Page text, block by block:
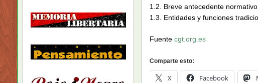
1.2. Breve antecedente
1.3. Entidades y funciones
Fuente cgt.org.es
Comparte esto:
X Facebook